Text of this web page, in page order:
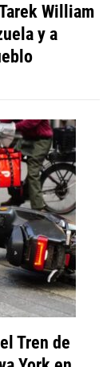
William
y a
Tren de